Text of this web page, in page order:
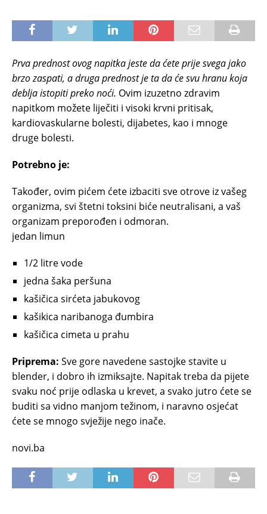
Prva prednost ovog napitka jeste da ćete prije svega jako
brzo zaspati, a druga prednost je ta da će svu hranu koja
deblja istopiti preko noći. Ovim izuzetno zdravim
napitkom možete liječiti i visoki krvni pritisak,
kardiovaskularne bolesti, dijabetes, kao i mnoge
druge bolesti.
Potrebno je:
Također, ovim pićem ćete izbaciti sve otrove iz vašeg
organizma, svi štetni toksini biće neutralisani, a vaš
organizam preporođen i odmoran.
jedan limun
1/2 litre vode
jedna šaka peršuna
kašičica sirćeta jabukovog
kašikica naribanoga đumbira
kašičica cimeta u prahu
Priprema: Sve gore navedene sastojke stavite u
blender, i dobro ih izmiksajte. Napitak treba da pijete
svaku noć prije odlaska u krevet, a svako jutro ćete se
buditi sa vidno manjom težinom, i naravno osjećat
ćete se mnogo svježije nego inače.
novi.ba